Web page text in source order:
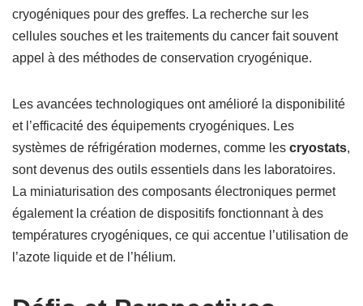
cryogéniques pour des greffes. La recherche sur les
cellules souches et les traitements du cancer fait souvent
appel à des méthodes de conservation cryogénique.
Les avancées technologiques ont amélioré la disponibilité
et l’efficacité des équipements cryogéniques. Les
systèmes de réfrigération modernes, comme les cryostats,
sont devenus des outils essentiels dans les laboratoires.
La miniaturisation des composants électroniques permet
également la création de dispositifs fonctionnant à des
températures cryogéniques, ce qui accentue l’utilisation de
l’azote liquide et de l’hélium.